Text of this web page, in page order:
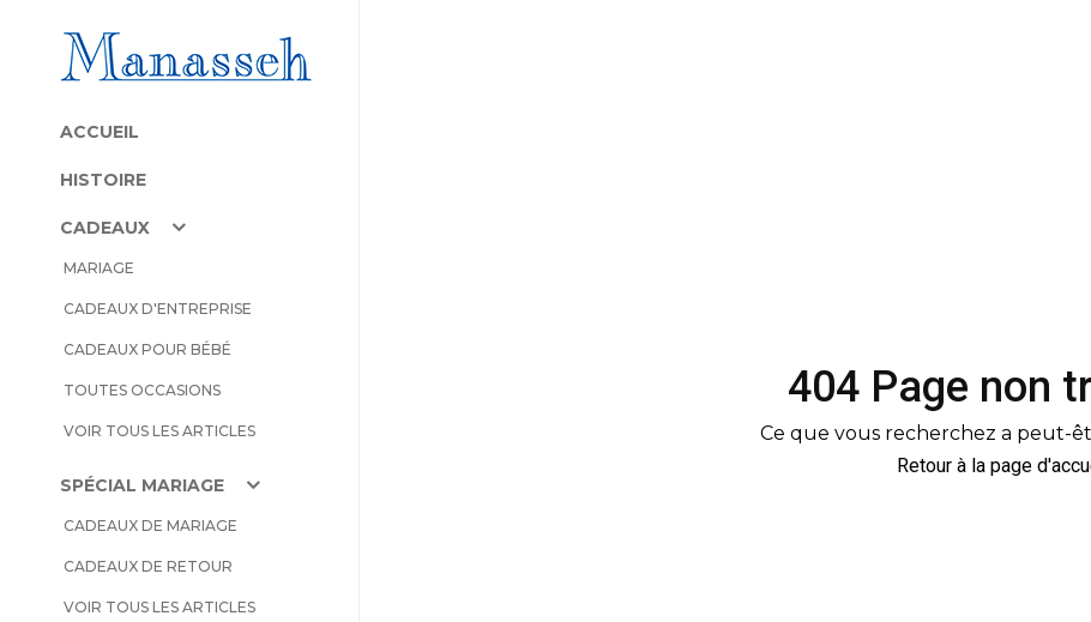
ACCUEIL
HISTOIRE
CADEAUX
MARIAGE
CADEAUX D'ENTREPRISE
CADEAUX POUR BÉBÉ
TOUTES OCCASIONS
VOIR TOUS LES ARTICLES
SPÉCIAL MARIAGE
CADEAUX DE MARIAGE
CADEAUX DE RETOUR
VOIR TOUS LES ARTICLES
404 Page non
Ce que vous recherchez a peut-
Retour à la page